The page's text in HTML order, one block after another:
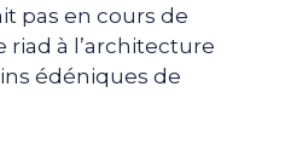
pas en cours de
à l’architecture
édéniques de